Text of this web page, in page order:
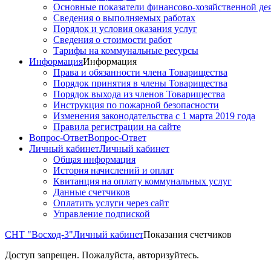
Основные показатели финансово-хозяйственной
Сведения о выполняемых работах
Порядок и условия оказания услуг
Сведения о стоимости работ
Тарифы на коммунальные ресурсы
ИнформацияИнформация
Права и обязанности члена Товарищества
Порядок принятия в члены Товарищества
Порядок выхода из членов Товарищества
Инструкция по пожарной безопасности
Изменения законодательства с 1 марта 2019 года
Правила регистрации на сайте
Вопрос-ОтветВопрос-Ответ
Личный кабинетЛичный кабинет
Общая информация
История начислений и оплат
Квитанция на оплату коммунальных услуг
Данные счетчиков
Оплатить услуги через сайт
Управление подпиской
СНТ "Восход-3"Личный кабинетПоказания счетчиков
Доступ запрещен. Пожалуйста, авторизуйтесь.